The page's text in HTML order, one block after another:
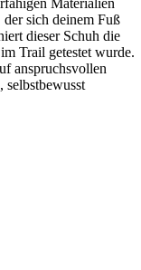
der sich deinem Fuß
dieser Schuh die
Trail getestet wurde.
anspruchsvollen
selbstbewusst